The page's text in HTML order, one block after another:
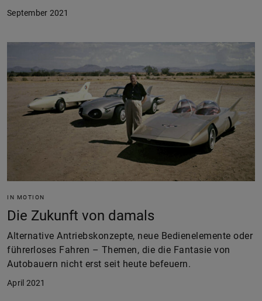
September 2021
IN MOTION
Die Zukunft von damals
Alternative Antriebskonzepte, neue Bedienelemente oder
führerloses Fahren – Themen, die die Fantasie von
Autobauern nicht erst seit heute befeuern.
April 2021